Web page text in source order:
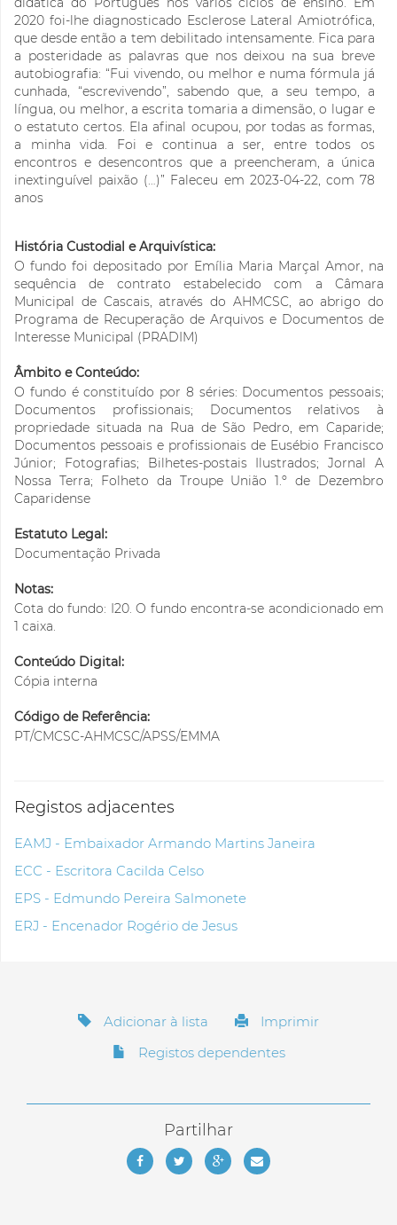
2020 foi-lhe diagnosticado Esclerose Lateral Amiotrófica,
que desde então a tem debilitado intensamente. Fica para
a posteridade as palavras que nos deixou na sua breve
autobiografia: “Fui vivendo, ou melhor e numa fórmula já
cunhada, “escrevivendo”, sabendo que, a seu tempo, a
língua, ou melhor, a escrita tomaria a dimensão, o lugar e
o estatuto certos. Ela afinal ocupou, por todas as formas,
a minha vida. Foi e continua a ser, entre todos os
encontros e desencontros que a preencheram, a única
inextinguível paixão (…)” Faleceu em 2023-04-22, com 78
anos
História Custodial e Arquivística:
O fundo foi depositado por Emília Maria Marçal Amor, na
sequência de contrato estabelecido com a Câmara
Municipal de Cascais, através do AHMCSC, ao abrigo do
Programa de Recuperação de Arquivos e Documentos de
Interesse Municipal (PRADIM)
Âmbito e Conteúdo:
O fundo é constituído por 8 séries: Documentos pessoais;
Documentos profissionais; Documentos relativos à
propriedade situada na Rua de São Pedro, em Caparide;
Documentos pessoais e profissionais de Eusébio Francisco
Júnior; Fotografias; Bilhetes-postais Ilustrados; Jornal A
Nossa Terra; Folheto da Troupe União 1.º de Dezembro
Caparidense
Estatuto Legal:
Documentação Privada
Notas:
Cota do fundo: I20. O fundo encontra-se acondicionado em
1 caixa.
Conteúdo Digital:
Cópia interna
Código de Referência:
PT/CMCSC-AHMCSC/APSS/EMMA
Registos adjacentes
EAMJ - Embaixador Armando Martins Janeira
ECC - Escritora Cacilda Celso
EPS - Edmundo Pereira Salmonete
ERJ - Encenador Rogério de Jesus
Adicionar à lista
Imprimir
Registos dependentes
Partilhar